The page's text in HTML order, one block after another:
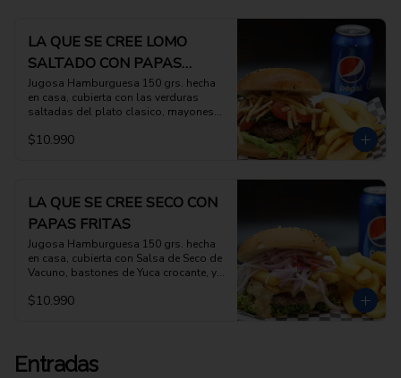
LA QUE SE CREE LOMO
SALTADO CON PAPAS
FRITAS
Jugosa Hamburguesa 150 grs. hecha
en casa, cubierta con las verduras
saltadas del plato clasico, mayonesa
con porcion de papas fritas
$10.990
LA QUE SE CREE SECO CON
PAPAS FRITAS
Jugosa Hamburguesa 150 grs. hecha
en casa, cubierta con Salsa de Seco de
Vacuno, bastones de Yuca crocante, y
fritas
$10.990
Entradas